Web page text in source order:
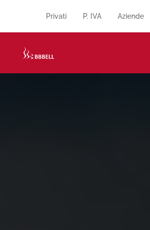
Privati P. IVA Aziende